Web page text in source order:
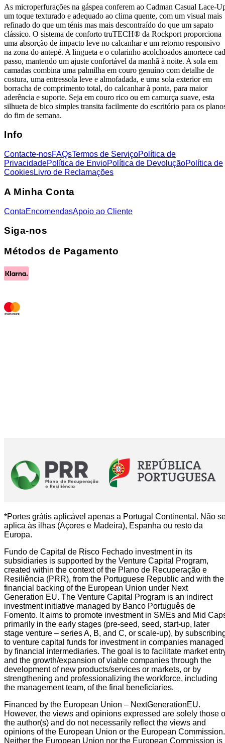
As microperfurações na gáspea conferem ao Cadman Casual Lace-
um toque texturado e adequado ao clima quente, com um visual mais
refinado do que um ténis mas mais descontraído do que um sapato
clássico. O sistema de conforto truTECH® da Rockport proporciona
uma absorção de impacto leve no calcanhar e um retorno responsivo
na zona do antepé. A lingueta e o colarinho acolchoados amortece
passo, mantendo um ajuste confortável da manhã à noite. A sola em
camadas combina uma palmilha em couro genuíno com detalhe de
costura, uma entressola leve e almofadada, e uma sola exterior em
borracha de comprimento total, do calcanhar à ponta, para maior
aderência e suporte. Seja em couro rico ou em camurça suave, esta
silhueta de bico simples transita facilmente do escritório para os
do fim de semana.
Info
Contacte-nosFAQsTermos de ServiçoPolítica de
PrivacidadePolítica de EnvioPolítica de DevoluçãoPolítica de
CookiesLivro de Reclamações
A Minha Conta
ContaEncomendasApoio ao Cliente
Siga-nos
Métodos de Pagamento
*Portes grátis aplicável apenas a Portugal Continental. Não
aplica às ilhas (Açores e Madeira), Espanha ou resto da
Europa.
Fundo de Capital de Risco Fechado investment in its
subsidiaries is supported by the Venture Capital Program,
created within the context of the Plano de Recuperação e
Resiliência (PRR), from the Portuguese Republic and with the
financial backing of the European Union under Next
Generation EU. The Venture Capital Program is an indirect
investment initiative managed by Banco Português de
Fomento. It aims to promote investment in SMEs and Mid
primarily in the early stages (pre-seed, seed, start-up, later
stage venture – series A, B, and C, or scale-up), by
to venture capital funds for investment in companies managed
by financial intermediaries. The goal is to facilitate market
and the growth/expansion of viable companies through the
development of new products/services or markets, or by
strengthening and professionalizing the workforce, including
the management team, of the final beneficiaries.
Financed by the European Union – NextGenerationEU.
However, the views and opinions expressed are solely those
the author(s) and do not necessarily reflect the views and
opinions of the European Union or the European Commission.
Neither the European Union nor the European Commission is